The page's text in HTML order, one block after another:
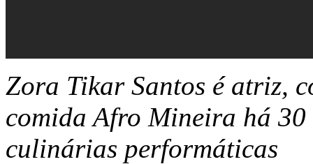
Zora Tikar Santos é atriz,
comida Afro Mineira há
culinárias performáticas